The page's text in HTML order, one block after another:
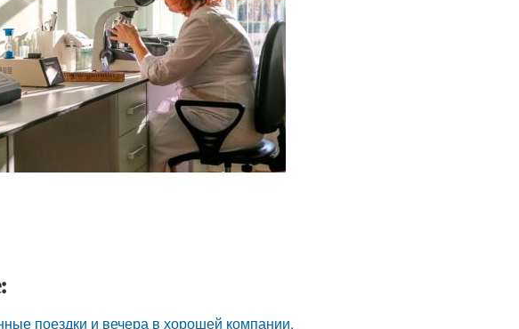
поездки и вечера в хорошей компании.